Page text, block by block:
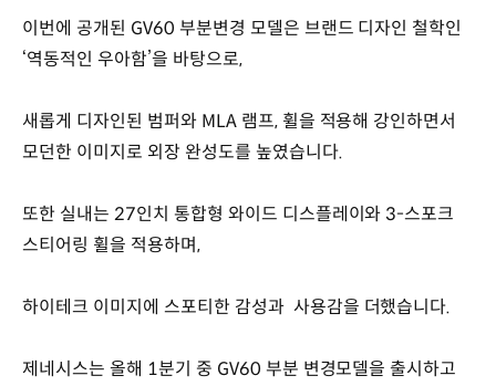
이번에 공개된 GV60 부분변경 모델은 브랜드 디자인 철학인
‘역동적인 우아함’을 바탕으로,
새롭게 디자인된 범퍼와 MLA 램프, 휠을 적용해 강인하면서
모던한 이미지로 외장 완성도를 높였습니다.
또한 실내는 27인치 통합형 와이드 디스플레이와 3-스포크
스티어링 휠을 적용하며,
하이테크 이미지에 스포티한 감성과 사용감을 더했습니다.
제네시스는 올해 1분기 중 GV60 부분 변경모델을 출시하고